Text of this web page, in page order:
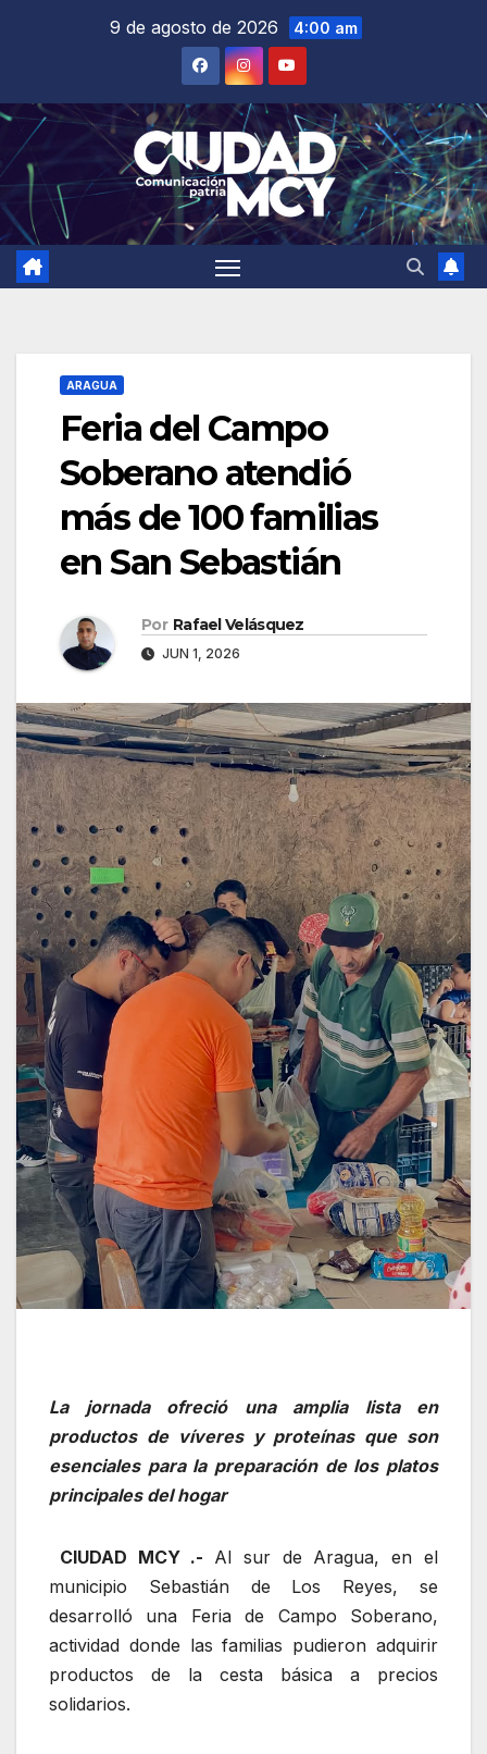
9 de agosto de 2026 4:00 am
ARAGUA
Feria del Campo
Soberano atendió
más de 100 familias
en San Sebastián
Por Rafael Velásquez
JUN 1, 2026
La jornada ofreció una amplia lista en
productos de víveres y proteínas que son
esenciales para la preparación de los platos
principales del hogar
CIUDAD MCY .- Al sur de Aragua, en el
municipio Sebastián de Los Reyes, se
desarrolló una Feria de Campo Soberano,
actividad donde las familias pudieron adquirir
productos de la cesta básica a precios
solidarios.